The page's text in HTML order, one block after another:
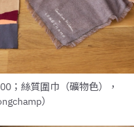
；絲質圍巾（礦物色），
）